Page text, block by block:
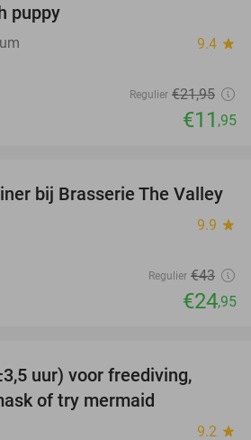
puppy
9.4 star
Regulier €21,95
€11 ,95
42%
bij Brasserie The Valley
9.9 star
Regulier €43
€24,95
uur) voor freediving,
of try mermaid
9.2 star